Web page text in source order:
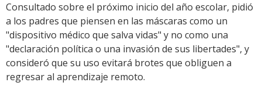
Consultado sobre el próximo inicio del año escolar, pidió
a los padres que piensen en las máscaras como un
"dispositivo médico que salva vidas" y no como una
"declaración política o una invasión de sus libertades", y
consideró que su uso evitará brotes que obliguen a
regresar al aprendizaje remoto.